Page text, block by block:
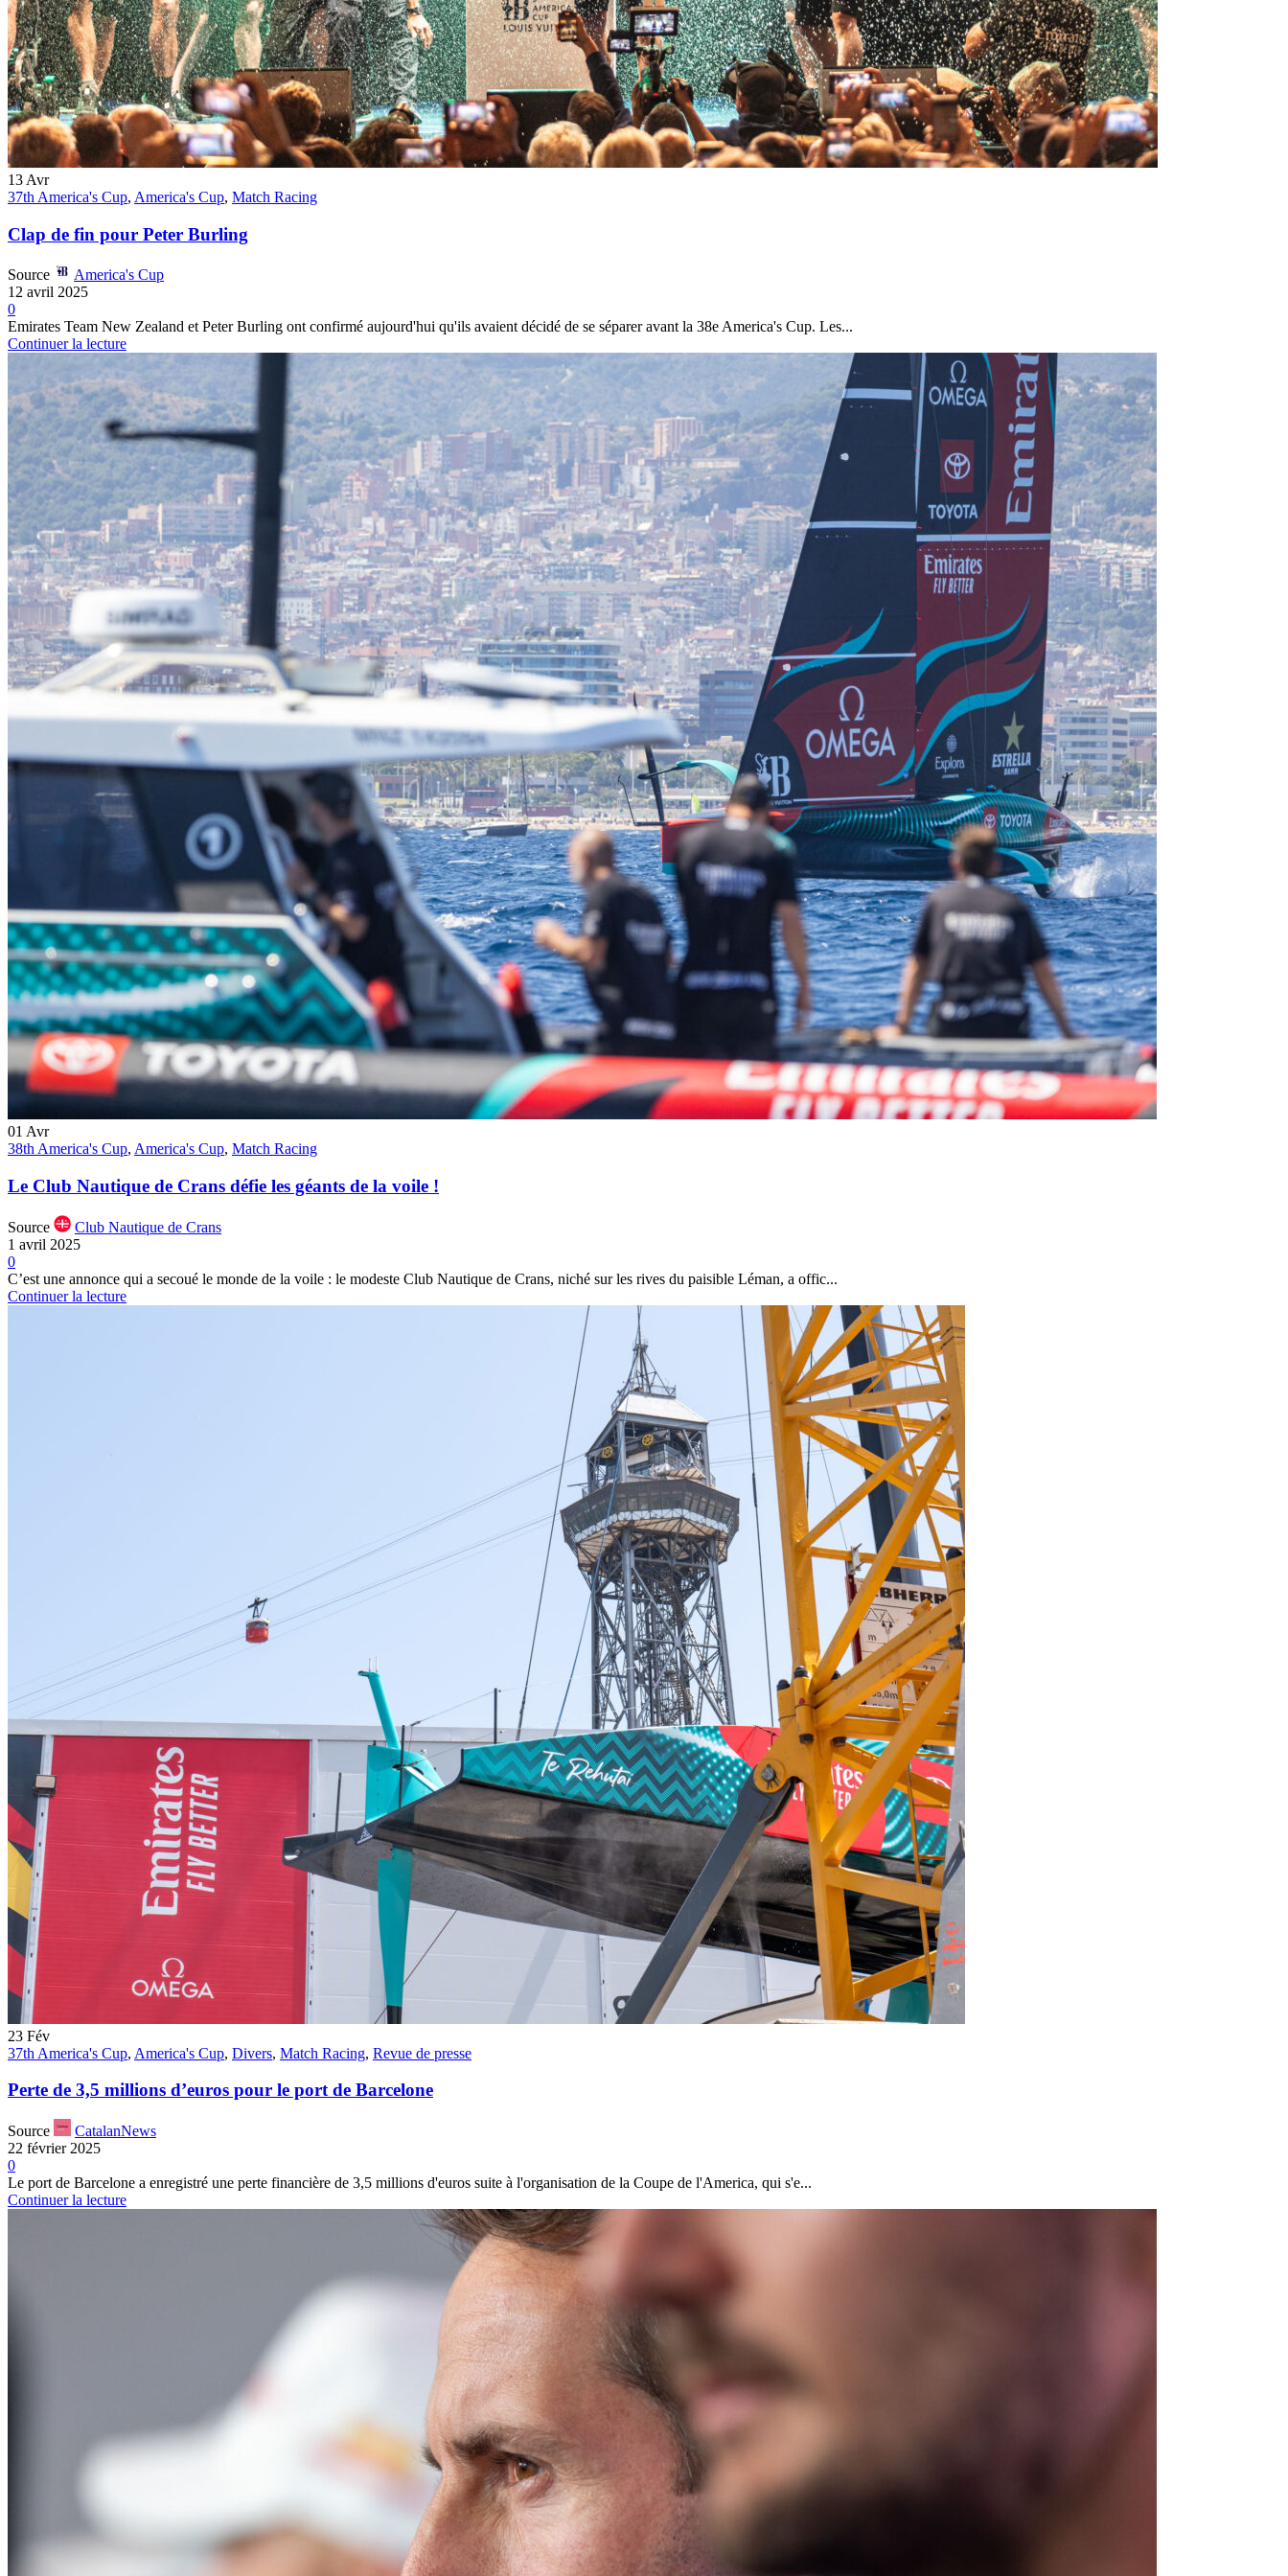
13Mar
Records
Vitesse absolue
SP80 franchit la barre mythique des 50 noeuds
Source
SP80
13 mars 2025
0
28Fév
ARKEA ULTIM CHALLENGE
Classe Ultim 32/23,Records
Un an déjà !
Source
Gitana Team
28 février 2025
Fév
Class40,Classe Ultim 32/23, Course au Large, IMOCA,Multi50 - Ocean Fifty
4 classes, 4 parcours, 4 duos vainqueurs
Source
Transat Café l'Or
13 février 2025
0
22Jan
Classe Ultim 32/23,Records
Gitana 17 devient Actual Ultim 4
Gitana Team
22 janvier 2025
13 Avr
37th America's Cup, America's Cup, Match Racing
Clap de fin pour Peter Burling
Source
America's Cup
12 avril 2025
0
Emirates Team New Zealand et Peter Burling ont confirmé aujourd'hui qu'ils avaient décidé de se séparer avant la 38e America's Cup. Les...
Continuer la lecture
01 Avr
38th America's Cup, America's Cup, Match Racing
Le Club Nautique de Crans défie les géants de la voile !
Source
Club Nautique de Crans
1 avril 2025
0
C’est une annonce qui a secoué le monde de la voile : le modeste Club Nautique de Crans, niché sur les rives du paisible Léman, a offic...
Continuer la lecture
23 Fév
37th America's Cup, America's Cup, Divers, Match Racing, Revue de presse
Perte de 3,5 millions d’euros pour le port de Barcelone
Source
CatalanNews
22 février 2025
0
Le port de Barcelone a enregistré une perte financière de 3,5 millions d'euros suite à l'organisation de la Coupe de l'America, qui s'e...
Continuer la lecture